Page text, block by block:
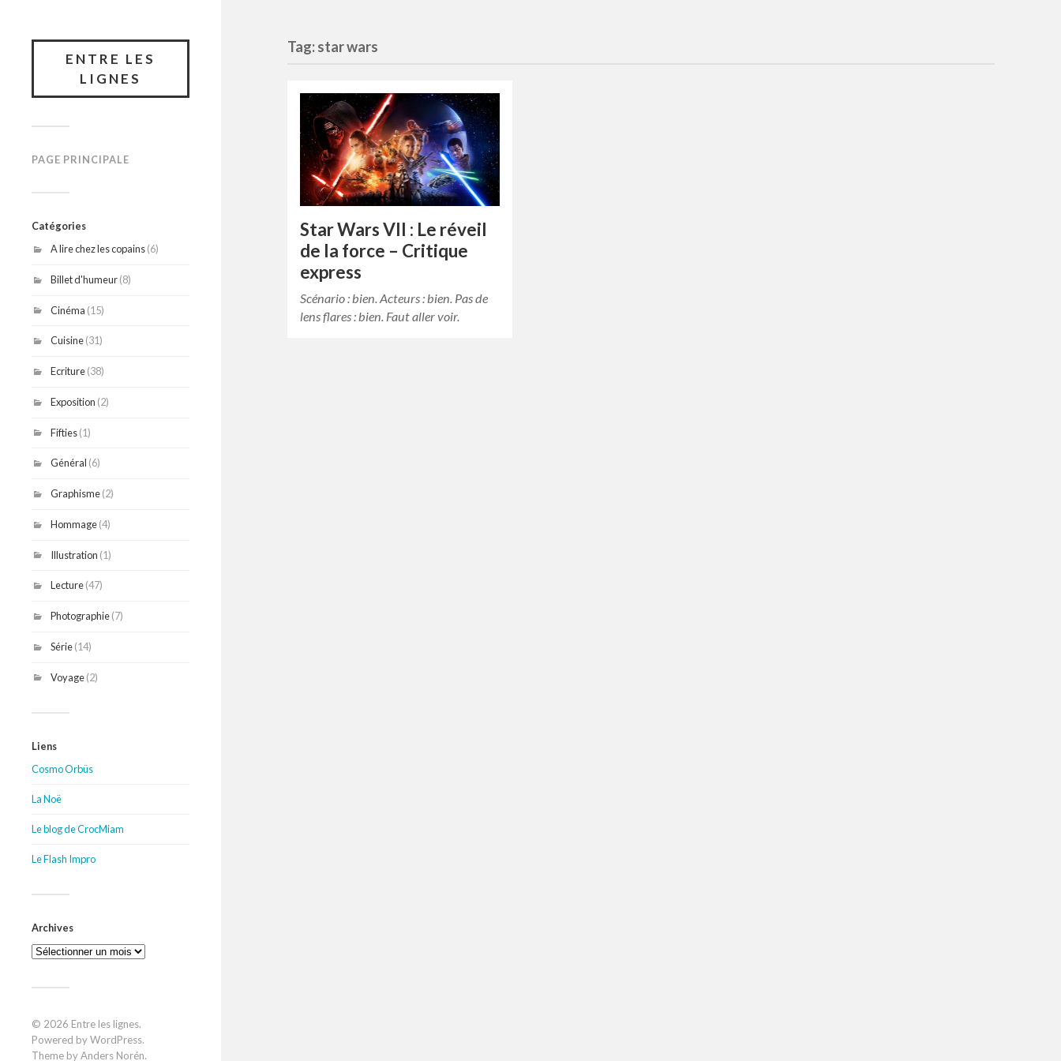
ENTRE LES
LIGNES
PAGE PRINCIPALE
Catégories
A lire chez les copains(6)
Billet d'humeur(8)
Cinéma (15)
Cuisine(31)
Ecriture(38)
Exposition (2)
Fifties(1)
Général (6)
Graphisme(2)
Hommage(4)
Illustration (1)
Lecture(47)
Photographie(7)
Série(14)
Voyage(2)
Liens
Cosmo Orbüs
La Noë
Le blog de CrocMiam
Le Flash Impro
Archives
Archives
© 2026 Entre les lignes.
Powered byWordPress.
Theme byAnders Norén.
Tag: star wars
Star Wars VII : Le réveil
de la force – Critique
express
Scénario : bien. Acteurs : bien. Pas de
lens flares : bien. Faut aller voir.